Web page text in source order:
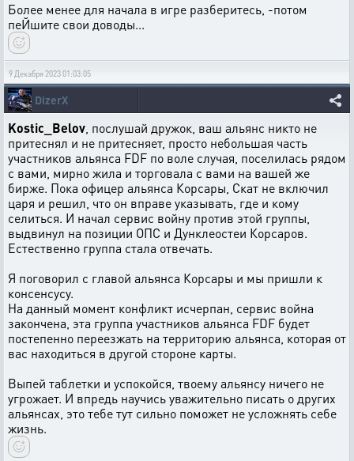
Более менее для начала в игре разберитесь, -потом
пеЙшите свои доводы...
9 Декабря 2023 01:03:05
DizerX
Kostic_Belov , послушай дружок, ваш альянс никто не
притеснял и не притесняет, просто небольшая часть
участников альянса FDF по воле случая, поселилась рядом
с вами, мирно жила и торговала с вами на вашей же
бирже. Пока офицер альянса Корсары, Скат не включил
царя и решил, что он вправе указывать, где и кому
селиться. И начал сервис войну против этой группы,
выдвинул на позиции ОПС и Дунклеостеи Корсаров.
Естественно группа стала отвечать.
Я поговорил с главой альянса Корсары и мы пришли к
консенсусу.
На данный момент конфликт исчерпан, сервис война
закончена, эта группа участников альянса FDF будет
постепенно переезжать на территорию альянса, которая от
вас находиться в другой стороне карты.
Выпей таблетки и успокойся, твоему альянсу ничего не
угрожает. И впредь научись уважительно писать о других
альянсах, это тебе тут сильно поможет не усложнять себе
жизнь.